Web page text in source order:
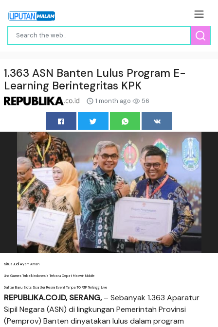
1.363 ASN Banten Lulus Program E-
Learning Berintegritas KPK
1 month ago 56
Situs Judi Ayam Aman
Link Games Terbaik Indonesia Terbaru Cepat Maxwin Mobile
Daftar Baru Slots Scatter Resmi Event Tanpa TO RTP Tertinggi Live
REPUBLIKA.CO.ID, SERANG,– Sebanyak 1.363 Aparatur
Sipil Negara (ASN) di lingkungan Pemerintah Provinsi
(Pemprov) Banten dinyatakan lulus dalam program